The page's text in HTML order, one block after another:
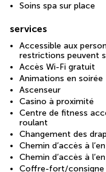
Soins spa sur place
services
Accessible aux
restrictions peuvent
Accès Wi-Fi gratuit
Animations en soirée
Ascenseur
Casino à proximité
Centre de fitness
roulant
Changement des
Chemin d’accès à
Chemin d’accès à
Coffre-fort/consigne